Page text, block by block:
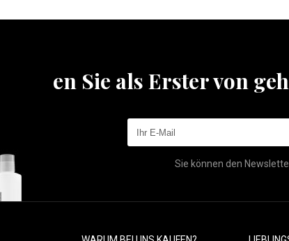
Erfahren Sie als Erster von
Sie können den